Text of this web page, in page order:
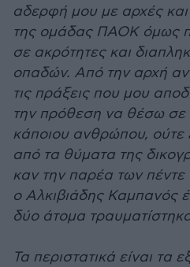
αδερφή μου με αρχές και
της ομάδας ΠΑΟΚ όμως
σε ακρότητες και
οπαδών. Από την αρχή
τις πράξεις που μου
την πρόθεση να θέσω σε
κάποιου ανθρώπου, ούτε
από τα θύματα της
καν την παρέα των
ο Αλκιβιάδης Καμπανός
δύο άτομα
Τα περιστατικά είναι τα